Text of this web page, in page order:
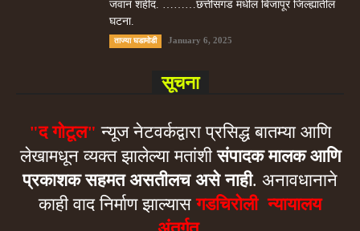
जवान शहीद. ………छत्तीसगड मधील बिजापूर जिल्ह्यातील
घटना.
ताज्या घडामोडी January 6, 2025
सूचना
"द गोटूल" न्यूज नेटवर्कद्वारा प्रसिद्ध बातम्या आणि
लेखामधून व्यक्त झालेल्या मतांशीसंपादक मालक आणि
प्रकाशक सहमत असतीलच असे नाही. अनावधानाने
काही वाद निर्माण झाल्यास गडचिरोली न्यायालय